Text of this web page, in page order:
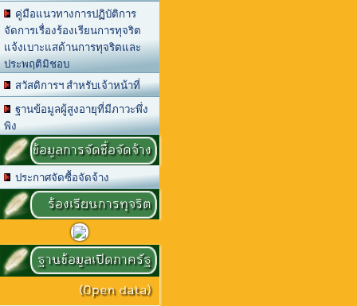
คู่มือแนวทางการปฏิบัติการ
จัดการเรื่องร้องเรียนการทุจริต
แจ้งเบาะแสด้านการทุจริตและ
ประพฤติมิชอบ
สวัสดิการฯ สำหรับเจ้าหน้าที่
ฐานข้อมูลผู้สูงอายุที่มีภาวะพึ่ง
พิง
ข้อมูลการจัดซื้อจัดจ้าง
ประกาศจัดซื้อจัดจ้าง
ร้องเรียนการทุจริต
ฐานข้อมูลเปิดภาครัฐ
(Open data)